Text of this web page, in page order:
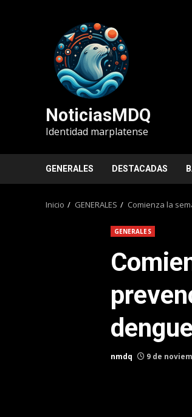
NoticiasMDQ
Identidad marplatense
GENERALES DESTACADAS
Inicio GENERALES Comienza la
GENERALES
nmdq 9 de